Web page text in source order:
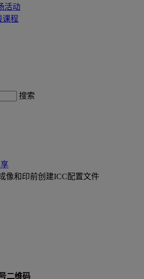
活动
课程
搜索
像和印前创建ICC配置文件
二维码